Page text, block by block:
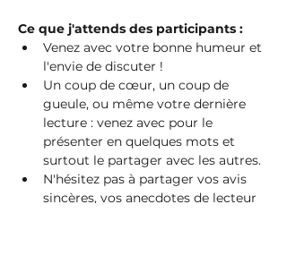
Ce que j'attends des participants :
Venez avec votre bonne humeur et
l'envie de discuter !
Un coup de cœur, un coup de
gueule, ou même votre dernière
lecture : venez avec pour le
présenter en quelques mots et
surtout le partager avec les autres.
N'hésitez pas à partager vos avis
sincères, vos anecdotes de lecteur